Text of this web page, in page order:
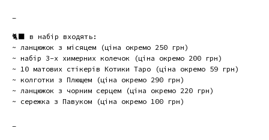
🐈‍⬛ в набір входять:
~ ланцюжок з місяцем (ціна окремо 250 грн)
~ набір 3-х химерних колечок (ціна окремо 200 грн)
~ 10 матових стікерів Котики Таро (ціна окремо 59 грн)
~ колготки з Плющем (ціна окремо 290 грн)
~ ланцюжок з чорним серцем (ціна окремо 220 грн)
~ сережка з Павуком (ціна окремо 100 грн)